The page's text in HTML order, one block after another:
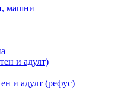
машни
и адулт)
и адулт (рефус)